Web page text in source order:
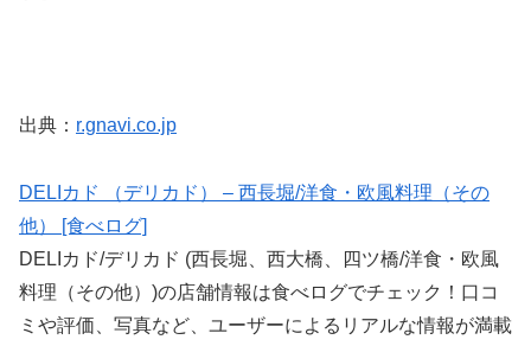
出典： r.gnavi.co.jp
DELIカド （デリカド） – 西長堀/洋食・欧風料理（その
他） [食べログ]
DELIカド/デリカド (西長堀、西大橋、四ツ橋/洋食・欧風
料理（その他）)の店舗情報は食べログでチェック！口コ
ミや評価、写真など、ユーザーによるリアルな情報が満載